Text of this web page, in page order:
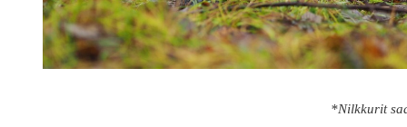
*Nilkkurit